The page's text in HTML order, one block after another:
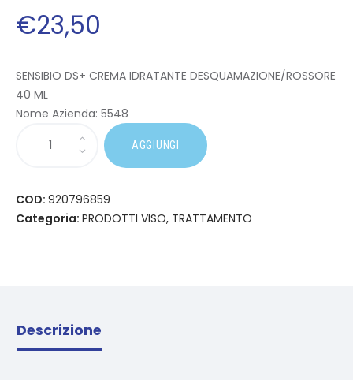
€23,50
SENSIBIO DS+ CREMA IDRATANTE DESQUAMAZIONE/ROSSORE
40 ML
Nome Azienda: 5548
AGGIUNGI
COD: 920796859
Categoria: PRODOTTI VISO, TRATTAMENTO
Descrizione